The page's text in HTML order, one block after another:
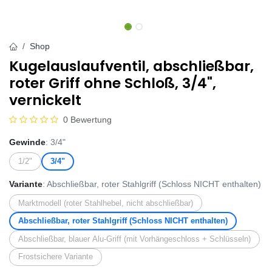
Shop
Kugelauslaufventil, abschließbar,
roter Griff ohne Schloß, 3/4",
vernickelt
0 Bewertung
Gewinde: 3/4"
1/2" 3/4"
Variante: Abschließbar, roter Stahlgriff (Schloss NICHT enthalten)
Marktmodell (roter Stahlhebel, nicht abschließbar)
Abschließbar, roter Stahlgriff (Schloss NICHT enthalten)
Abschließbar, blauer Alu-Griff (mit Vorhängeschloss + Schlüsseln)
Frostsichere Variante